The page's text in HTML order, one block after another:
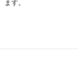
ます。